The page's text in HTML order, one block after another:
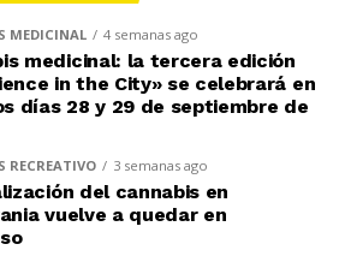
MEDICINAL 4 semanas ago
medicinal: la tercera edición
in the City» se celebrará en
días 28 y 29 de septiembre de
RECREATIVO 3 semanas ago
del cannabis en
vuelve a quedar en